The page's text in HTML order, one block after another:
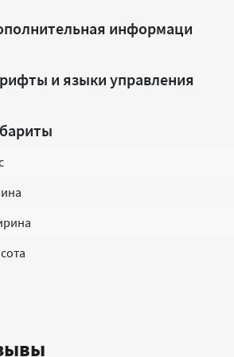
информаци
и языки управления